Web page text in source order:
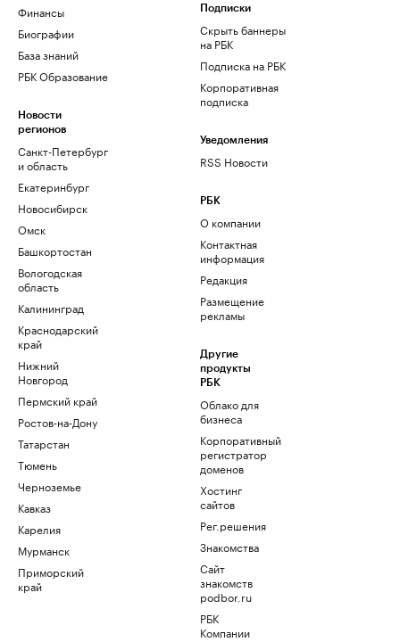
Финансы
Биографии
База знаний
РБК Образование
Новости
регионов
Санкт-Петербург
и область
Екатеринбург
Новосибирск
Омск
Башкортостан
Вологодская
область
Калининград
Краснодарский
край
Нижний
Новгород
Пермский край
Ростов-на-Дону
Татарстан
Тюмень
Черноземье
Кавказ
Карелия
Мурманск
Приморский
край
Подписки
Скрыть баннеры
на РБК
Подписка на РБК
Корпоративная
подписка
Уведомления
RSS Новости
РБК
О компании
Контактная
информация
Редакция
Размещение
рекламы
Другие
продукты
РБК
Облако для
бизнеса
Корпоративный
регистратор
доменов
Хостинг
сайтов
Рег.решения
Знакомства
Сайт
знакомств
podbor.ru
РБК
Компании